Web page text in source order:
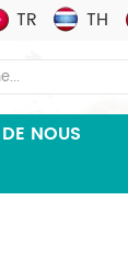
TR TH
NOUS